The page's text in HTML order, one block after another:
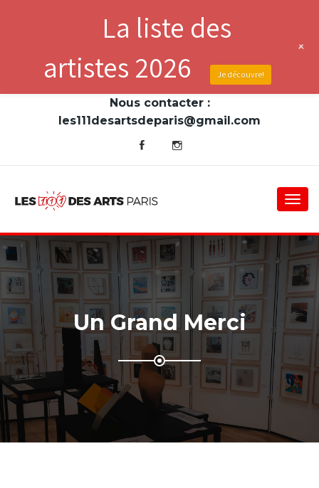
Nous contacter :
les111desartsdeparis@gmail.com
Un Grand Merci
La liste des
artistes 2026
Je découvre!
+